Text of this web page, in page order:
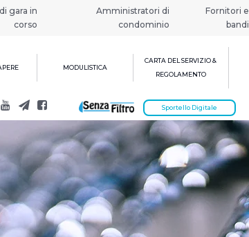
gara in
corso
Amministratori di
condominio
Fornitori e
bandi
MODULISTICA
CARTA DEL SERVIZIO &
REGOLAMENTO
Sportello Digitale